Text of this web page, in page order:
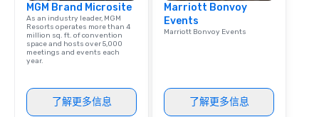
MGM Brand Microsite
As an industry leader, MGM
Resorts operates more than 4
million sq. ft. of convention
space and hosts over 5,000
meetings and events each
year.
了解更多信息
Marriott Bonvoy
Events
Marriott Bonvoy Events
了解更多信息